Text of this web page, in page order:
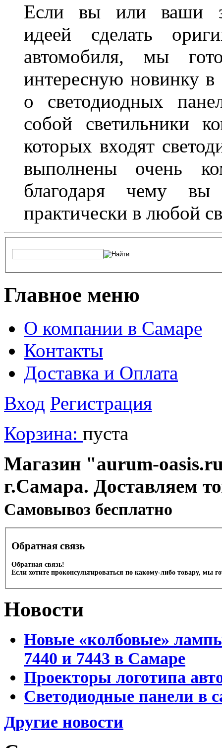
Если вы или ваши
идеей сделать
автомобиля, мы
интересную новинку в
о светодиодных
собой светильники
которых входят
выполнены очень
благодаря чему вы
практически в любой
Главное меню
О компании в Самаре
Контакты
Доставка и Оплата
Вход Регистрация
Корзина: пуста
Магазин "aurum-
г.Самара. Доставляем
Cамовывоз бесплатно
Обратная связь
Обратная связь!
Если хотите проконсультироваться по какому-либо товару, мы
Новости
Новые «колбовые»
7440 и 7443 в Самаре
Проекторы логотипа
Светодиодные панели в
Другие новости